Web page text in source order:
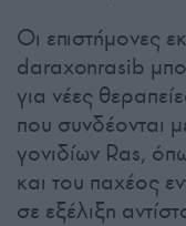
Οι επιστήμονες
daraxonrasib
για νέες
που συνδέονται
γονιδίων Ras,
και του παχέος
σε εξέλιξη